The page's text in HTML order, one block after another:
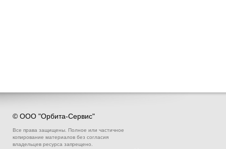
© ООО "Орбита-Сервис"
Все права защищены. Полное или частичное
копирование материалов без согласия
владельцев ресурса запрещено.